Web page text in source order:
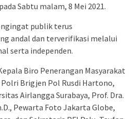
Sabtu malam, 8 Mei 2021.
publik terus
andal dan terverifikasi melalui
serta independen.
Biro Penerangan Masyarakat
Brigjen Pol Rusdi Hartono,
Airlangga Surabaya, Prof. Dra.
Pewarta Foto Jakarta Globe,